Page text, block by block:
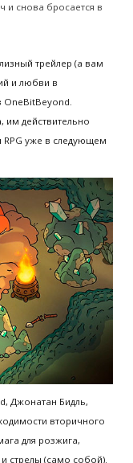
и снова бросается в
трейлер (а вам
и любви в
OneBitBeyond.
им действительно
RPG уже в следующем
Джонатан Бидль,
вторичного
для розжига,
стрелы (само собой).